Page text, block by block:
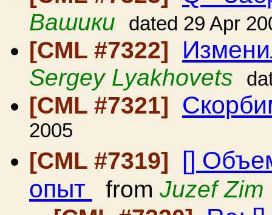
Вашики dated 29 Apr
[CML #7322]
Sergey Lyakhovets
[CML #7321]
2005
[CML #7319]
[]
опыт
from Juzef Zim